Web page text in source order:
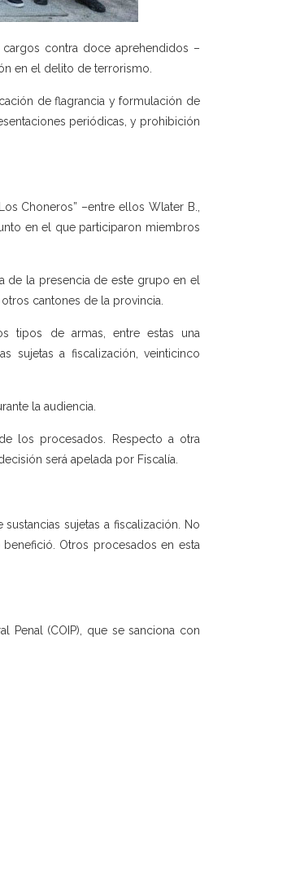
contra doce aprehendidos –
en el delito de terrorismo.
de flagrancia y formulación de
periódicas, y prohibición
Choneros” –entre ellos Wlater B.,
en el que participaron miembros
de la presencia de este grupo en el
cantones de la provincia.
tipos de armas, entre estas una
sujetas a fiscalización, veinticinco
la audiencia.
los procesados. Respecto a otra
será apelada por Fiscalía.
sujetas a fiscalización. No
Otros procesados en esta
(COIP), que se sanciona con